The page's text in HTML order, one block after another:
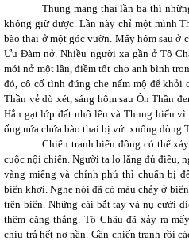
Thung mang thai lần ba thì
không giữ được. Lần này chỉ một mình
bào thai ở một góc vườn. Mấy hôm sau ở
Ưu Đàm nở. Nhiều người xa gần ở Tô
mới nở một lần, điềm tốt cho anh bình
đó, cô cố tình đứng che nấm mộ để
Thần vẻ dò xét, sáng hôm sau Ôn Thần
Hắn gạt lớp đất nhô lên và Thung hiểu
ống nứa chứa bào thai bị vứt xuống dòng
Chiến tranh biển đông có thể
cuộc nội chiến. Người ta lo lắng đủ điều,
vàng miếng và chính phủ thì chuẩn bị
biển khơi. Nghe nói đã có máu chảy ở
trên biển. Những cái bắt tay và nụ cười
thêm căng thẳng. Tô Châu đã xảy ra
chịu trả hết nợ nần. Gần chiến tranh rồi